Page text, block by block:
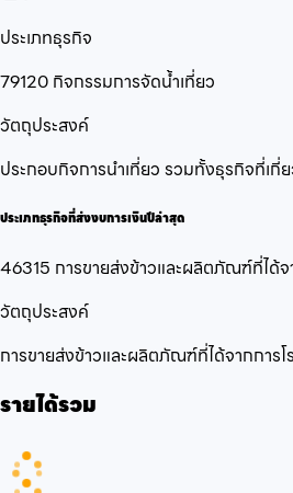
ประเภทธุรกิจ
79120 กิจกรรมการจัดน้ำเที่ยว
วัตถุประสงค์
ประกอบกิจการนำเที่ยว รวมทั้งธุรกิจที่เ
ประเภทธุรกิจที่ส่งงบการเงินปีล่าสุด
46315 การขายส่งข้าวและผลิตภัณฑ์ที่ได้จ
วัตถุประสงค์
การขายส่งข้าวและผลิตภัณฑ์ที่ได้จากการโ
รายได้รวม